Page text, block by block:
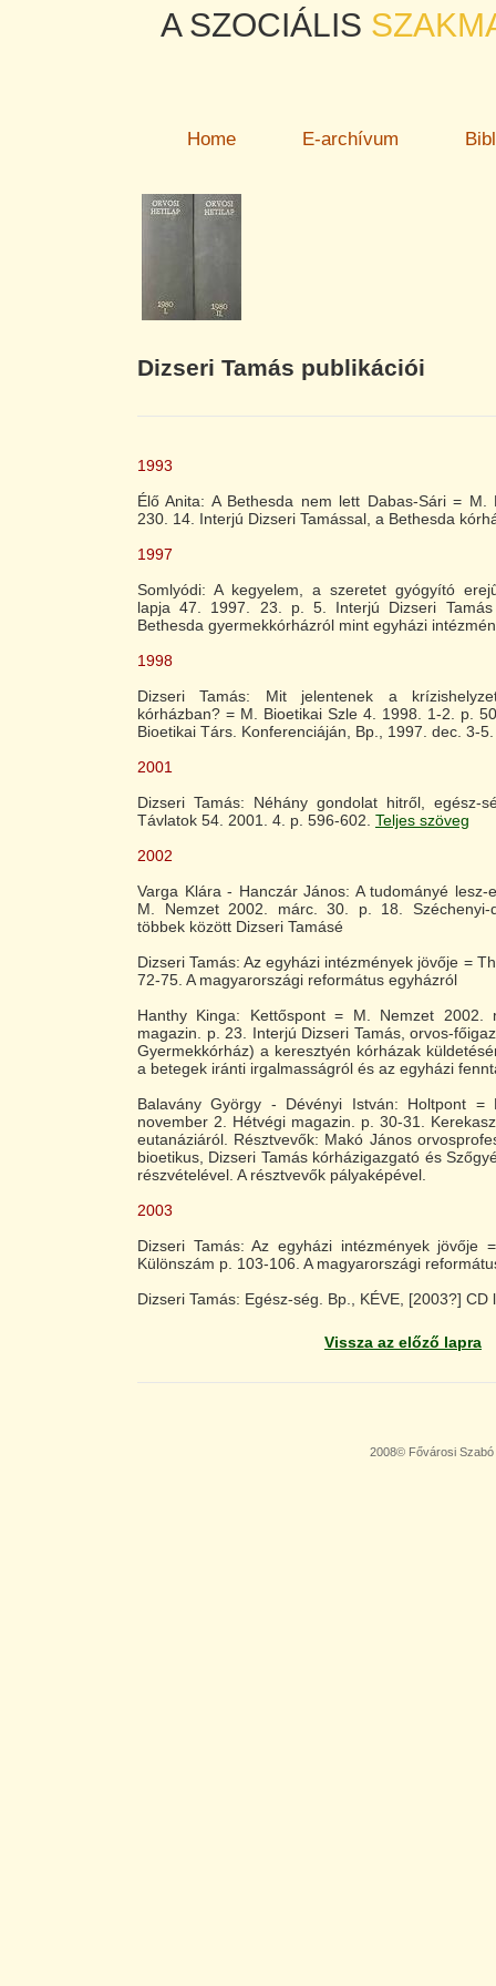
A SZOCIÁLIS
Home E-archívum
Dizseri Tamás publikációi
1993
Élő Anita: A Bethesda nem lett Dabas-Sári = M.
230. 14. Interjú Dizseri Tamással, a Bethesda
1997
Somlyódi: A kegyelem, a szeretet gyógyító
lapja 47. 1997. 23. p. 5. Interjú Dizseri Tamás
Bethesda gyermekkórházról mint egyházi
1998
Dizseri Tamás: Mit jelentenek a
kórházban? = M. Bioetikai Szle 4. 1998. 1-2. p.
Bioetikai Társ. Konferenciáján, Bp., 1997. dec. 3-5.
2001
Dizseri Tamás: Néhány gondolat hitről, egész-
Távlatok 54. 2001. 4. p. 596-602. Teljes szöveg
2002
Varga Klára - Hanczár János: A tudományé
M. Nemzet 2002. márc. 30. p. 18. Széchenyi-
többek között Dizseri Tamásé
Dizseri Tamás: Az egyházi intézmények jövője =
72-75. A magyarországi református egyházról
Hanthy Kinga: Kettőspont = M. Nemzet 2002.
magazin. p. 23. Interjú Dizseri Tamás, orvos-
Gyermekkórház) a keresztyén kórházak
a betegek iránti irgalmasságról és az egyházi
Balavány György - Dévényi István: Holtpont =
november 2. Hétvégi magazin. p. 30-31.
eutanáziáról. Résztvevők: Makó János
bioetikus, Dizseri Tamás kórházigazgató és
részvételével. A résztvevők pályaképével.
2003
Dizseri Tamás: Az egyházi intézmények jövője
Különszám p. 103-106. A magyarországi
Dizseri Tamás: Egész-ség. Bp., KÉVE, [2003?] CD
Vissza az előző lapra
2008© Fővárosi